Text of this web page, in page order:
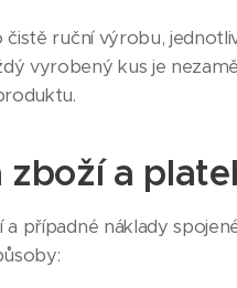
čistě ruční výrobu,
vyrobený kus je
zboží a
a případné náklady